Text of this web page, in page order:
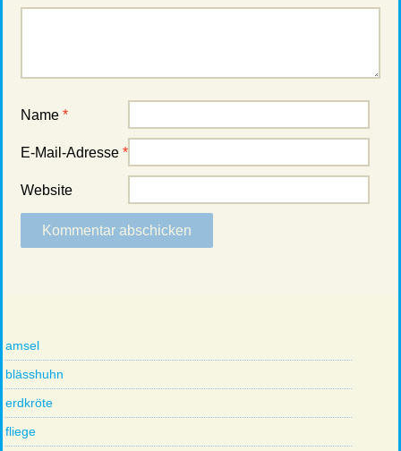
Name *
E-Mail-Adresse *
Website
amsel
blässhuhn
erdkröte
fliege